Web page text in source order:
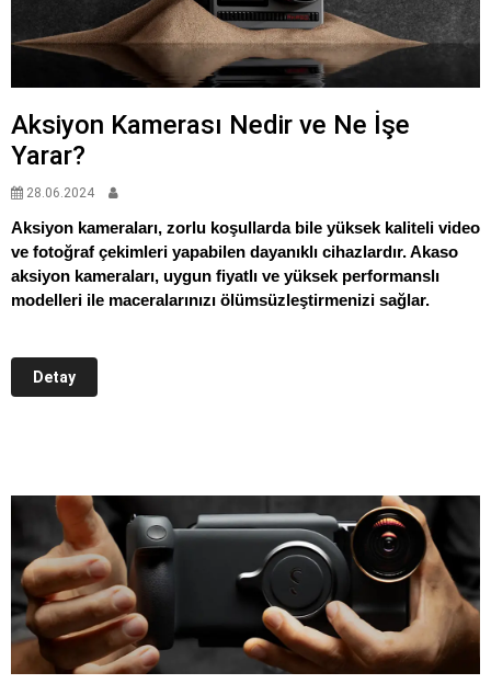
Aksiyon Kamerası Nedir ve Ne İşe
Yarar?
28.06.2024
Aksiyon kameraları, zorlu koşullarda bile yüksek kaliteli video
ve fotoğraf çekimleri yapabilen dayanıklı cihazlardır. Akaso
aksiyon kameraları, uygun fiyatlı ve yüksek performanslı
modelleri ile maceralarınızı ölümsüzleştirmenizi sağlar.
Detay